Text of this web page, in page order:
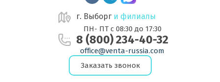
г. Выборг и филиалы
ПН- ПТ с 08:30 до 17:30
8 (800) 234-40-32
office@venta-russia.com
Заказать звонок